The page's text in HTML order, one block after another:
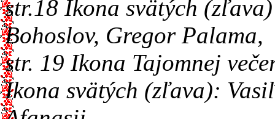
str.18 Ikona svätých
Bohoslov, Gregor Palama,
str. 19 Ikona Tajomnej
Ikona svätých (zľava):